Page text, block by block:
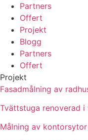
Partners
Offert
Projekt
Blogg
Partners
Offert
Projekt
Fasadmålning av
Tvättstuga renoverad i
Målning av